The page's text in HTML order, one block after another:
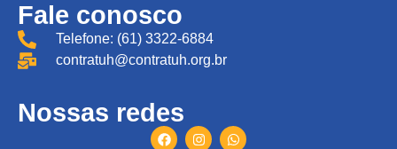
Fale conosco
Telefone: (61) 3322-6884
contratuh@contratuh.org.br
Nossas redes